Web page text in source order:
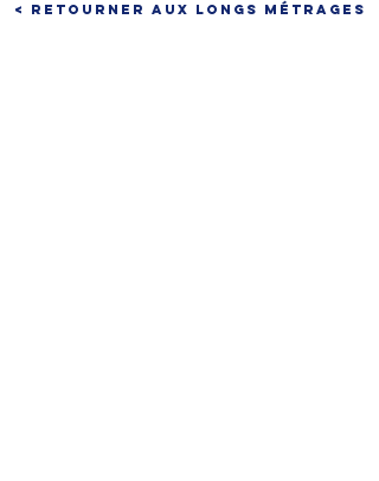
< Retourner aux longs métrages